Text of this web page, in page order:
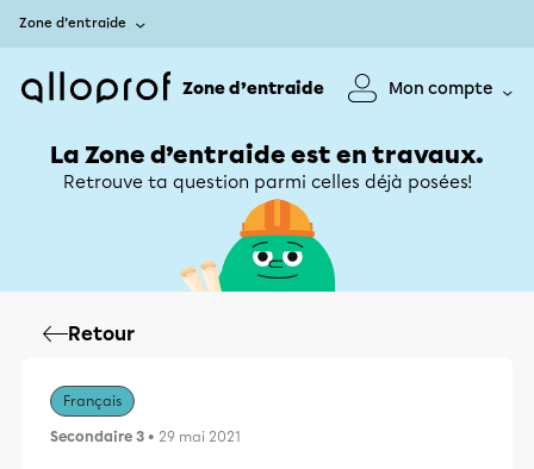
Zone d’entraide
Zone d’entraide Mon compte
La Zone d’entraide est en travaux.
Retrouve ta question parmi celles déjà posées!
Retour
Français
Secondaire 3 • 29 mai 2021